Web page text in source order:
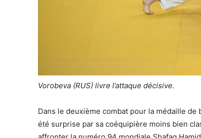
Vorobeva (RUS) livre l’attaque décisive.
Dans le deuxième combat pour la médaille de
été surprise par sa coéquipière moins bien